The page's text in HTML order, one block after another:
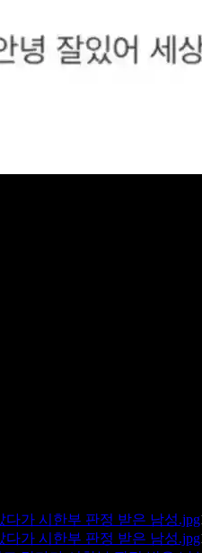
다가 시한부 판정 받은 남성.jpg
다가 시한부 판정 받은 남성.jpg